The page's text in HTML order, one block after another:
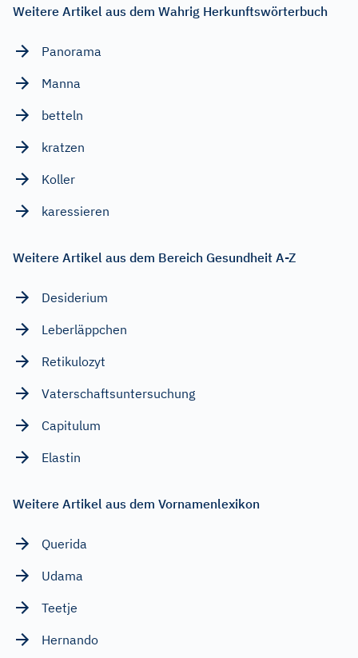
Weitere Artikel aus dem Wahrig Herkunftswörterbuch
Panorama
Manna
betteln
kratzen
Koller
karessieren
Weitere Artikel aus dem Bereich Gesundheit A-Z
Desiderium
Leberläppchen
Retikulozyt
Vaterschaftsuntersuchung
Capitulum
Elastin
Weitere Artikel aus dem Vornamenlexikon
Querida
Udama
Teetje
Hernando